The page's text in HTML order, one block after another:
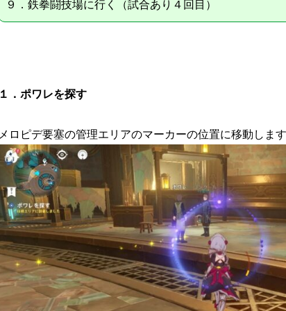
９．鉄拳闘技場に行く（試合あり４回目）
１．ポワレを探す
メロピデ要塞の管理エリアのマーカーの位置に移動しま